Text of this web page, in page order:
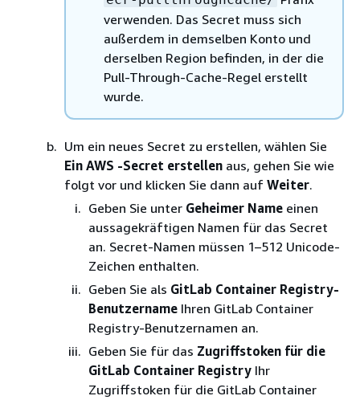
verwenden. Das Secret muss sich
außerdem in demselben Konto und
derselben Region befinden, in der die
Pull-Through-Cache-Regel erstellt
wurde.
Um ein neues Secret zu erstellen, wählen Sie
Ein AWS -Secret erstellen aus, gehen Sie wie
folgt vor und klicken Sie dann auf Weiter.
Geben Sie unter Geheimer Name einen
aussagekräftigen Namen für das Secret
an. Secret-Namen müssen 1–512 Unicode-
Zeichen enthalten.
Geben Sie als GitLab Container Registry-
Benutzername Ihren GitLab Container
Registry-Benutzernamen an.
Geben Sie für das Zugriffstoken für die
GitLab Container Registry Ihr
Zugriffstoken für die GitLab Container